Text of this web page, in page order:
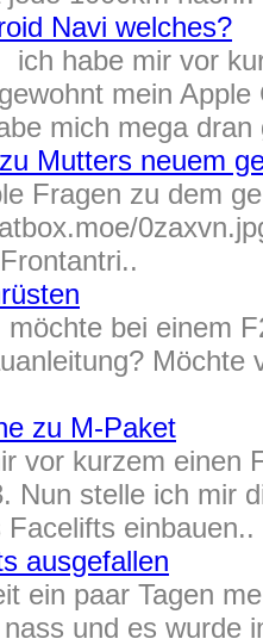
Navi welches?
ich habe mir vor
mein
mich mega dran
Mutters neuem
Fragen zu dem
möchte bei einem
zu M-Paket
vor kurzem einen
Nun stelle ich mir
einbauen..
ausgefallen
ein paar Tagen
und es wurde